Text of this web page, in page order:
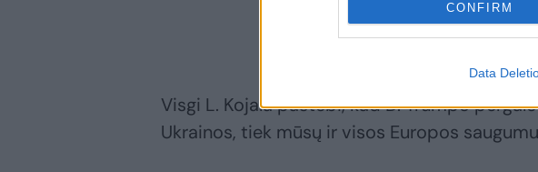
CONFIRM
Data
Visgi L. Kojala pastebi, kad D. Trumpo
Ukrainos, tiek mūsų ir visos Europos